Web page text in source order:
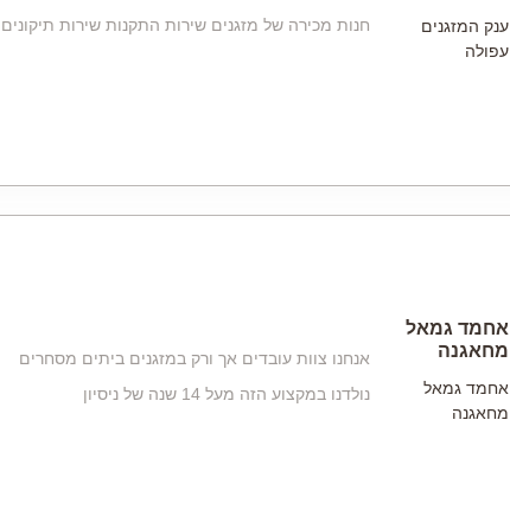
ענק המזגנים
עפולה
חנות מכירה של מזגנים שירות התקנות שירות תיקונים
אחמד גמאל
מחאגנה
אחמד גמאל
מחאגנה
אנחנו צוות עובדים אך ורק במזגנים ביתים מסחרים
נולדנו במקצוע הזה מעל 14 שנה של ניסיון